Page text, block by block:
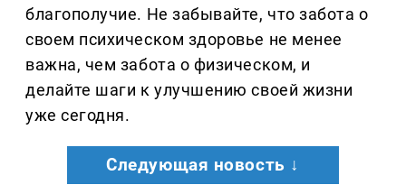
благополучие. Не забывайте, что забота о
своем психическом здоровье не менее
важна, чем забота о физическом, и
делайте шаги к улучшению своей жизни
уже сегодня.
Следующая новость ↓